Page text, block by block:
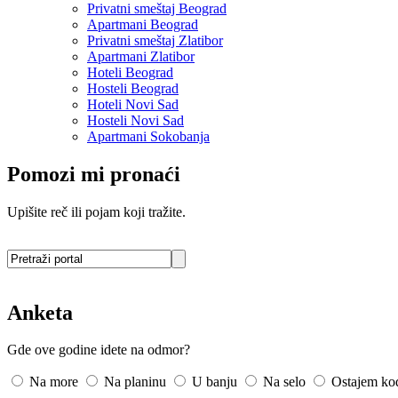
Privatni smeštaj Beograd
Apartmani Beograd
Privatni smeštaj Zlatibor
Apartmani Zlatibor
Hoteli Beograd
Hosteli Beograd
Hoteli Novi Sad
Hosteli Novi Sad
Apartmani Sokobanja
Pomozi mi pronaći
Upišite reč ili pojam koji tražite.
Anketa
Gde ove godine idete na odmor?
Na more Na planinu U banju Na selo Ostajem